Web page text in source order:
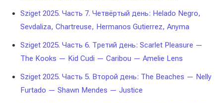
Sziget 2025. Часть 7. Четвёртый день: Helado Negro,
Sevdaliza, Chartreuse, Hermanos Gutierrez, Anyma
Sziget 2025. Часть 6. Третий день: Scarlet Pleasure —
The Kooks — Kid Cudi — Caribou — Amelie Lens
Sziget 2025. Часть 5. Второй день: The Beaches — Nelly
Furtado — Shawn Mendes — Justice